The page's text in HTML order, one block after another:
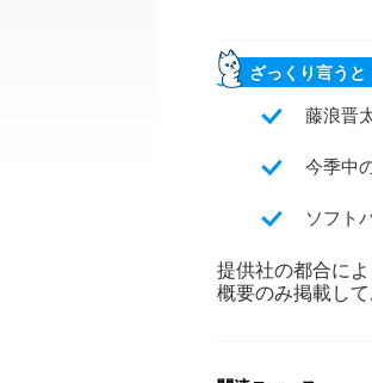
ざっくり言うと
藤浪晋
今季中
ソフト
提供社の都合によ
概要のみ掲載して